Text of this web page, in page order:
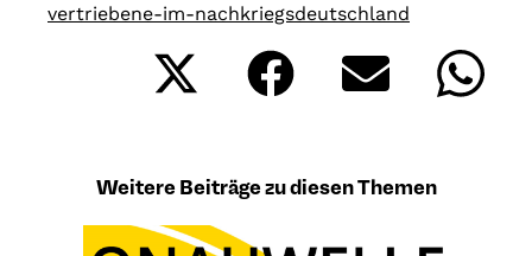
vertriebene-im-nachkriegsdeutschland
Share
Share
on
Share
on
on
Weitere Beiträge zu diesen Themen